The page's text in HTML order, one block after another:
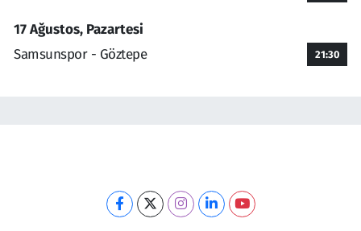
17 Ağustos, Pazartesi
Samsunspor - Göztepe
21:30